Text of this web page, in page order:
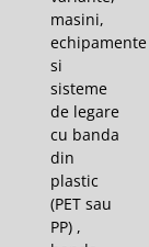
masini,
echipamente
si
sisteme
de legare
cu banda
din
plastic
(PET sau
PP) ,